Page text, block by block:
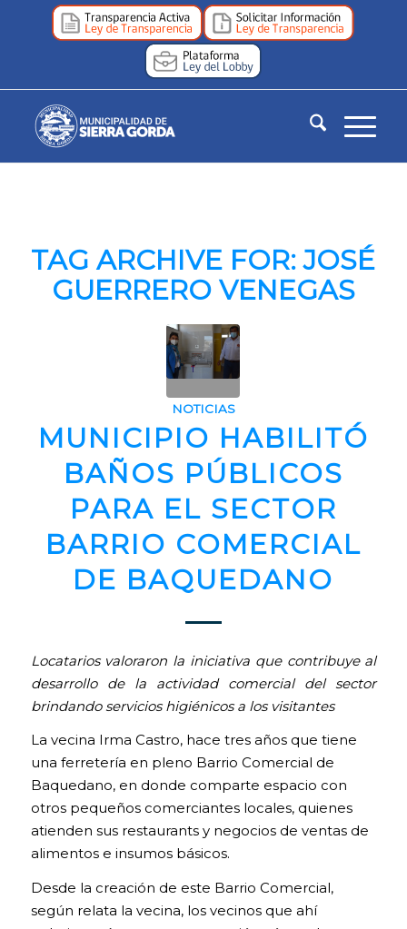
TAG ARCHIVE FOR:JOSÉ
GUERRERO VENEGAS
NOTICIAS
MUNICIPIO HABILITÓ
BAÑOS PÚBLICOS
PARA EL SECTOR
BARRIO COMERCIAL
DE BAQUEDANO
Locatarios valoraron la iniciativa que contribuye al
desarrollo de la actividad comercial del sector
brindando servicios higiénicos a los visitantes
La vecina Irma Castro, hace tres años que tiene
una ferretería en pleno Barrio Comercial de
Baquedano, en donde comparte espacio con
otros pequeños comerciantes locales, quienes
atienden sus restaurants y negocios de ventas de
alimentos e insumos básicos.
Desde la creación de este Barrio Comercial,
según relata la vecina, los vecinos que ahí